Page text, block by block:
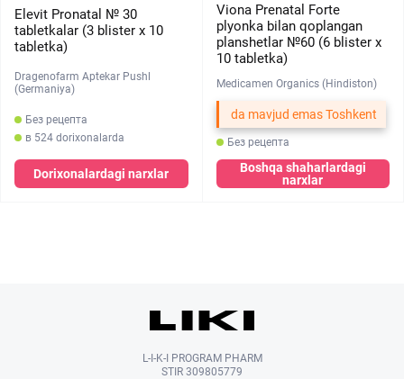
Elevit Pronatal № 30
tabletkalar (3 blister х 10
tabletka)
Dragenofarm Aptekar Pushl
(Germaniya)
Без рецепта
в 524 dorixonalarda
Dorixonalardagi narxlar
Viona Prenatal Forte
plyonka bilan qoplangan
planshetlar №60 (6 blister х
10 tabletka)
Medicamen Organics (Hindiston)
da mavjud emas Toshkent
Без рецепта
Boshqa shaharlardagi
narxlar
L-I-K-I PROGRAM PHARM
STIR 309805779